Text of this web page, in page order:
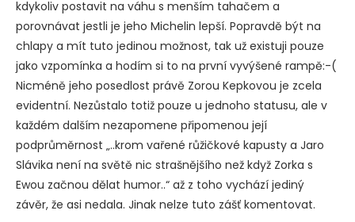
kdykoliv postavit na váhu s menším tahačem a
porovnávat jestli je jeho Michelin lepší. Popravdě být na
chlapy a mít tuto jedinou možnost, tak už existuji pouze
jako vzpomínka a hodím si to na první vyvýšené rampě:-(
Nicméně jeho posedlost právě Zorou Kepkovou je zcela
evidentní. Nezůstalo totiž pouze u jednoho statusu, ale v
každém dalším nezapomene připomenou její
podprůměrnost „..krom vařené růžičkové kapusty a Jaro
Slávika není na světě nic strašnějšího než když Zorka s
Ewou začnou dělat humor..“ až z toho vychází jediný
závěr, že asi nedala. Jinak nelze tuto zášť komentovat.